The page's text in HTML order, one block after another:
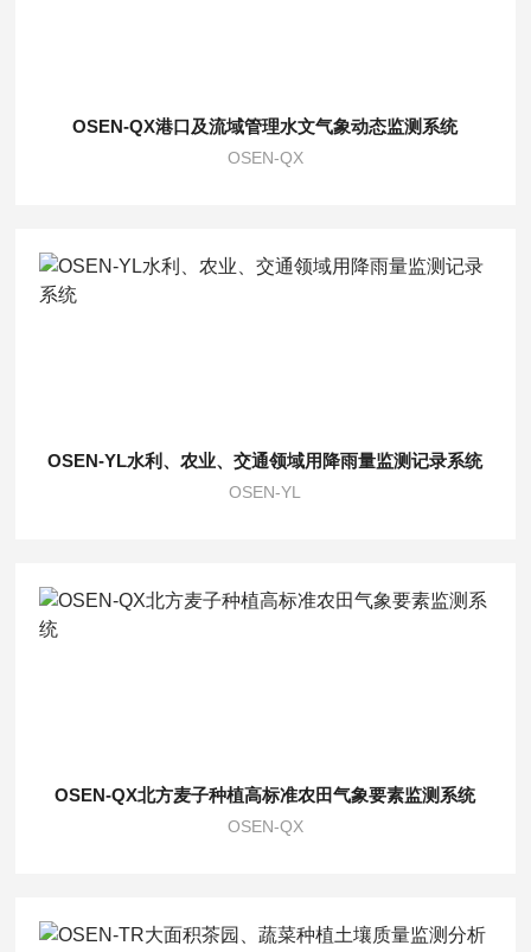
OSEN-QX港口及流域管理水文气象动态监测系统
OSEN-QX
OSEN-YL水利、农业、交通领域用降雨量监测记录系统
OSEN-YL
OSEN-QX北方麦子种植高标准农田气象要素监测系统
OSEN-QX